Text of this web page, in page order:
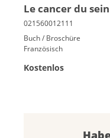
Le can­cer du sein
Buch / Broschüre
Französisch
Kostenlos